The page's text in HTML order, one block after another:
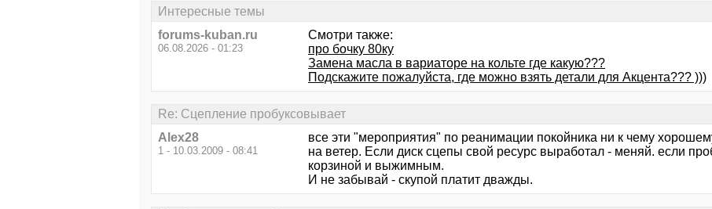
Интересные темы
forums-kuban.ru
06.08.2026 - 01:23
Смотри также:
про бочку 80ку
Замена масла в вариаторе на кольте где какую???
Подскажите пожалуйста, где можно взять детали для Акцента??? )))
Re: Сцепление пробуксовывает
Alex28
1 - 10.03.2009 - 08:41
все эти "мероприятия" по реанимации покойника ни к чему
на ветер. Если диск сцепы свой ресурс выработал - меняй. если
корзиной и выжимным.
И не забывай - скупой платит дважды.